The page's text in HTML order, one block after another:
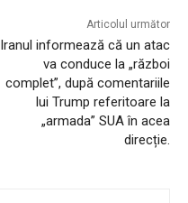
Articolul următor
Iranul informează că un atac
va conduce la „război
complet”, după comentariile
lui Trump referitoare la
„armada” SUA în acea
direcție.